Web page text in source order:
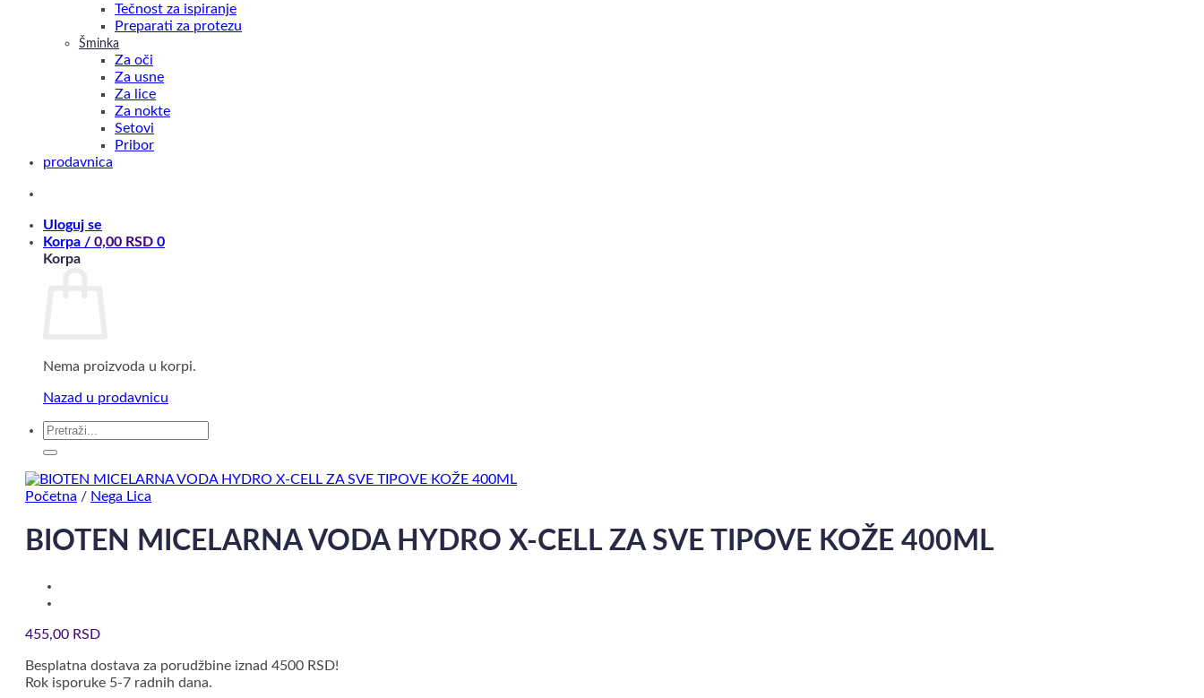
Tečnost za ispiranje
Preparati za protezu
Šminka
Za oči
Za usne
Za lice
Za nokte
Setovi
Pribor
prodavnica
Uloguj se
Korpa / 0,00 RSD 0
Korpa
Nema proizvoda u korpi.
Nazad u prodavnicu
Pretraga
Početna / Nega Lica
BIOTEN MICELARNA VODA HYDRO X-CELL ZA SVE TIPOVE KOŽE 400ML
455,00 RSD
Besplatna dostava za porudžbine iznad 4500 RSD!
Rok isporuke 5-7 radnih dana.